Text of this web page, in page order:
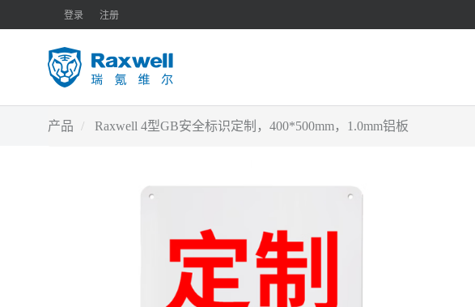
登录 注册
产品 Raxwell 4型GB安全标识定制，400*500mm，1.0mm铝板